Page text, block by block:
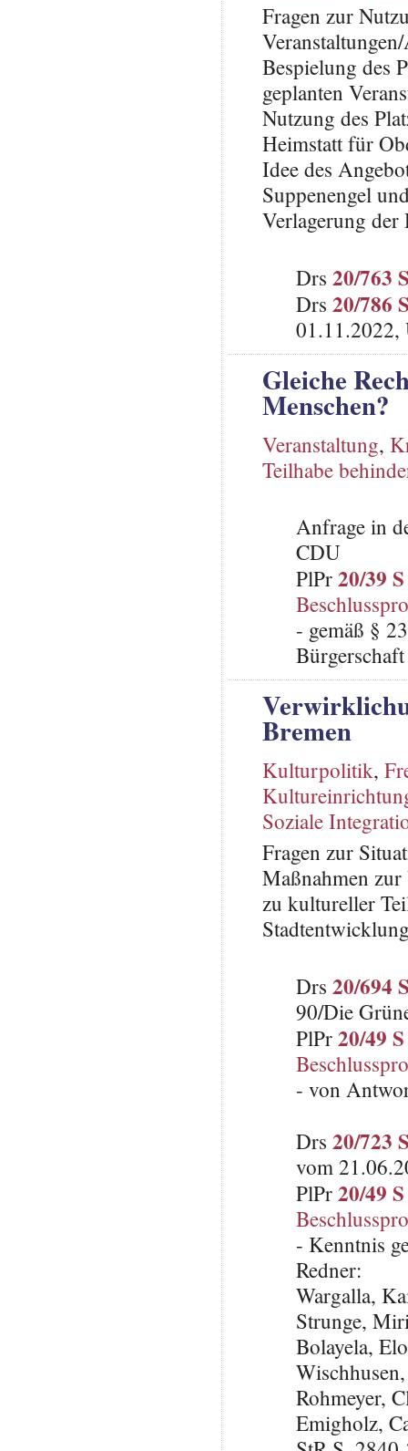
Fragen zur
Bespielung des
geplanten
Nutzung des
Heimstatt für
Idee des
Suppenengel
Verlagerung der
Drs 20/763
Drs 20/786
01.11.2022,
Gleiche
Menschen?
Veranstaltung,
Teilhabe
Anfrage in
CDU
PlPr20/39 S
- gemäß §
Bremen
Kulturpolitik,
Soziale
Fragen zur
Maßnahmen zur
zu kultureller
Drs 20/694
90/Die
PlPr20/49 S
- von
Drs 20/723
vom
PlPr20/49 S
- Kenntnis
Redner:
Wargalla,
Strunge,
Bolayela,
Rohmeyer,
Emigholz,